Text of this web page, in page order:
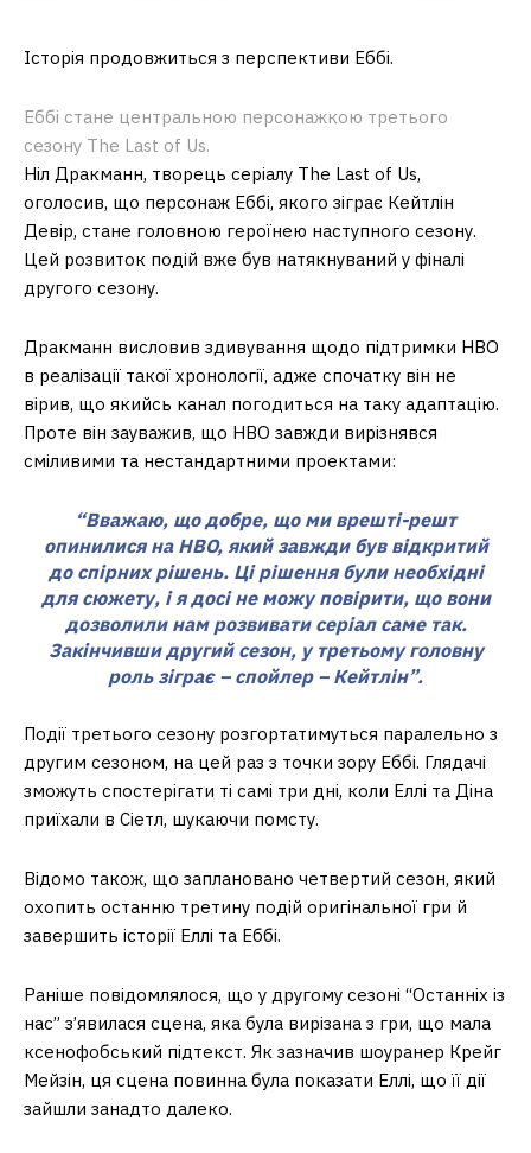
Історія продовжиться з перспективи Еббі.
Еббі стане центральною персонажкою третього
сезону The Last of Us.
Ніл Дракманн, творець серіалу The Last of Us,
оголосив, що персонаж Еббі, якого зіграє Кейтлін
Девір, стане головною героїнею наступного сезону.
Цей розвиток подій вже був натякнуваний у фіналі
другого сезону.
Дракманн висловив здивування щодо підтримки HBO
в реалізації такої хронології, адже спочатку він не
вірив, що якийсь канал погодиться на таку адаптацію.
Проте він зауважив, що HBO завжди вирізнявся
сміливими та нестандартними проектами:
“Вважаю, що добре, що ми врешті-решт
опинилися на HBO, який завжди був відкритий
до спірних рішень. Ці рішення були необхідні
для сюжету, і я досі не можу повірити, що вони
дозволили нам розвивати серіал саме так.
Закінчивши другий сезон, у третьому головну
роль зіграє – спойлер – Кейтлін”.
Події третього сезону розгортатимуться паралельно з
другим сезоном, на цей раз з точки зору Еббі. Глядачі
зможуть спостерігати ті самі три дні, коли Еллі та Діна
приїхали в Сіетл, шукаючи помсту.
Відомо також, що заплановано четвертий сезон, який
охопить останню третину подій оригінальної гри й
завершить історії Еллі та Еббі.
Раніше повідомлялося, що у другому сезоні “Останніх із
нас” з’явилася сцена, яка була вирізана з гри, що мала
ксенофобський підтекст. Як зазначив шоуранер Крейг
Мейзін, ця сцена повинна була показати Еллі, що її дії
зайшли занадто далеко.